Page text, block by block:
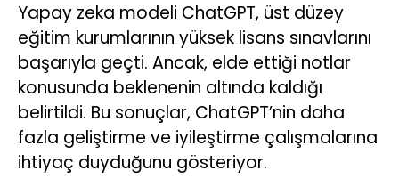
Yapay zeka modeli ChatGPT, üst düzey
eğitim kurumlarının yüksek lisans sınavlarını
başarıyla geçti. Ancak, elde ettiği notlar
konusunda beklenenin altında kaldığı
belirtildi. Bu sonuçlar, ChatGPT’nin daha
fazla geliştirme ve iyileştirme çalışmalarına
ihtiyaç duyduğunu gösteriyor.